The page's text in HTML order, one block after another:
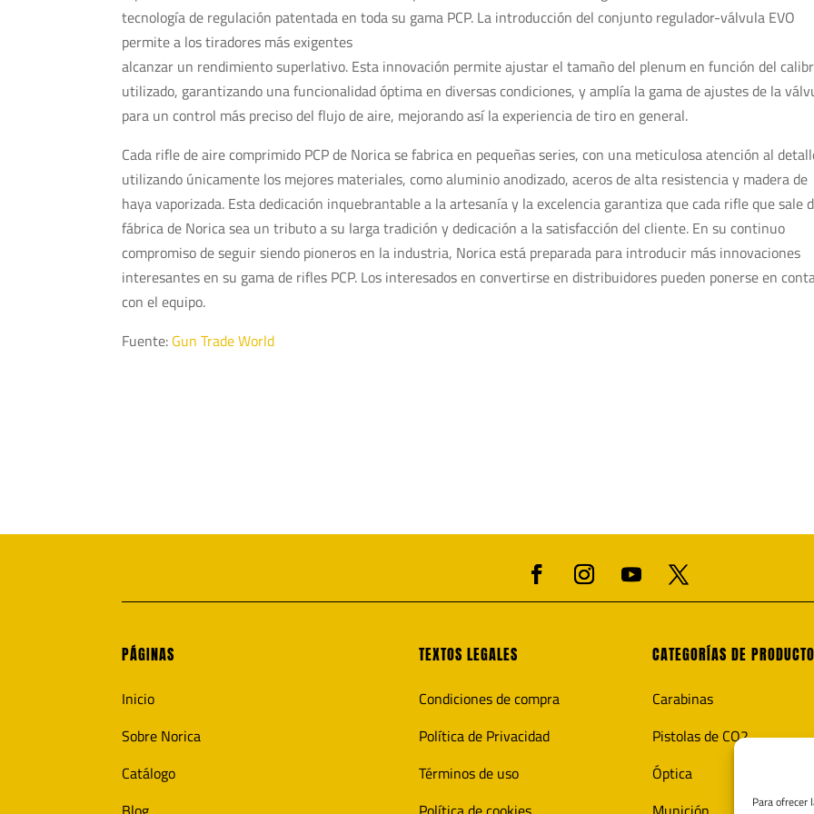
Para ofrecer
tecnología de regulación patentada en toda su gama PCP. La introducción del conjunto regulador-válvula EVO
permite a los tiradores más exigentes
alcanzar un rendimiento superlativo. Esta innovación permite ajustar el tamaño del plenum en función del
utilizado, garantizando una funcionalidad óptima en diversas condiciones, y amplía la gama de ajustes de la
para un control más preciso del flujo de aire, mejorando así la experiencia de tiro en general.
Cada rifle de aire comprimido PCP de Norica se fabrica en pequeñas series, con una meticulosa atención al
utilizando únicamente los mejores materiales, como aluminio anodizado, aceros de alta resistencia y madera de
haya vaporizada. Esta dedicación inquebrantable a la artesanía y la excelencia garantiza que cada rifle que sale
fábrica de Norica sea un tributo a su larga tradición y dedicación a la satisfacción del cliente. En su continuo
compromiso de seguir siendo pioneros en la industria, Norica está preparada para introducir más innovaciones
interesantes en su gama de rifles PCP. Los interesados en convertirse en distribuidores pueden ponerse en
con el equipo.
Fuente: Gun Trade World
PÁGINAS
Inicio
Sobre Norica
Catálogo
TEXTOS LEGALES
Condiciones de compra
Política de Privacidad
Términos de uso
CATEGORÍAS DE
Carabinas
Pistolas de CO2
Óptica